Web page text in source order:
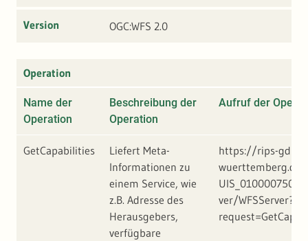
Version OGC:WFS 2.0
Operation
Name der
Operation
Beschreibung der
Operation
Aufruf der
GetCapabilities
Liefert Meta-
Informationen zu
einem Service, wie
z.B. Adresse des
Herausgebers,
verfügbare
https://rips-
ver/WFSServer?